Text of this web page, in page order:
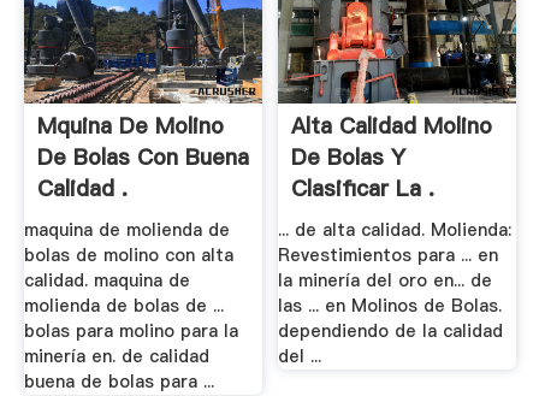
Mquina De Molino
De Bolas Con Buena
Calidad .
maquina de molienda de
bolas de molino con alta
calidad. maquina de
molienda de bolas de ...
bolas para molino para la
minería en. de calidad
buena de bolas para ...
Alta Calidad Molino
De Bolas Y
Clasificar La .
... de alta calidad. Molienda:
Revestimientos para ... en
la minería del oro en... de
las ... en Molinos de Bolas.
dependiendo de la calidad
del ...